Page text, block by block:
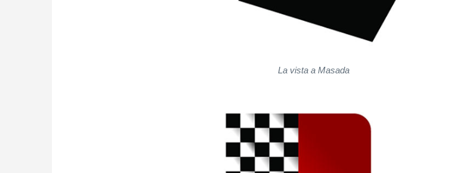
La vista a Masada